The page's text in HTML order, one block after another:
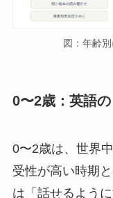
図：年齢
0〜2歳：英語
0〜2歳は、世界
受性が高い時期
は「話せるよう